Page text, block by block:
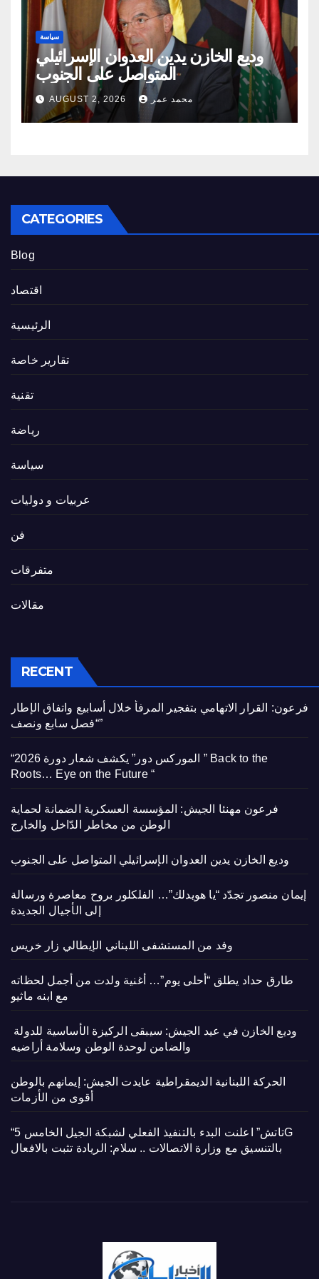
سياسة
وديع الخازن يدين العدوان الإسرائيلي
المتواصل على الجنوب
AUGUST 2, 2026 محمد عمر
CATEGORIES
Blog
اقتصاد
الرئيسية
تقارير خاصة
تقنية
رياضة
سياسة
عربيات و دوليات
فن
متفرقات
مقالات
RECENT
فرعون: القرار الاتهامي بتفجير المرفأ خلال أسابيع واتفاق الإطار
“فصل سابع ونصف”
“الموركس دور” يكشف شعار دورة 2026 ” Back to the
Roots… Eye on the Future “
فرعون مهنئا الجيش: المؤسسة العسكرية الضمانة لحماية
الوطن من مخاطر الدّاخل والخارج
وديع الخازن يدين العدوان الإسرائيلي المتواصل على الجنوب
إيمان منصور تجدّد “يا هويدلك”… الفلكلور بروح معاصرة ورسالة
إلى الأجيال الجديدة
وفد من المستشفى اللبناني الإيطالي زار خريس
طارق حداد يطلق “أحلى يوم”… أغنية ولدت من أجمل لحظاته
مع ابنه ماثيو
والضامن لوحدة الوطن وسلامة أراضيه
الحركة اللبنانية الديمقراطية عايدت الجيش: إيمانهم بالوطن
أقوى من الأزمات
“تاتش” اعلنت البدء بالتنفيذ الفعلي لشبكة الجيل الخامس 5G
بالتنسيق مع وزارة الاتصالات .. سلام: الريادة تثبت بالافعال